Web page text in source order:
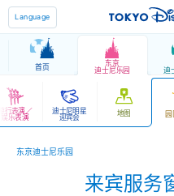
Language
首页 东京
迪士尼乐园 迪
行表演／
娱乐表演
迪士尼明星
迎宾会 地图 园
东京迪士尼乐园
来宾服务